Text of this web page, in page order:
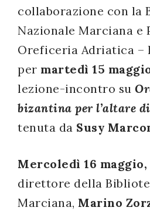
collaborazione con la
Nazionale Marciana e
Oreficeria Adriatica –
per martedì 15
lezione-incontro su
bizantina per l’altare
tenuta da Susy
Mercoledì 16 maggio,
direttore della
Marciana, Marino
decreto
legislativo
Registrazione
avvenuta con
successo!